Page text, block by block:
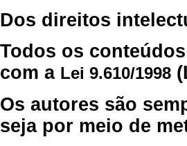
Dos direitos
Todos os
com a Lei 9.610/1998
Os autores são
seja por meio de